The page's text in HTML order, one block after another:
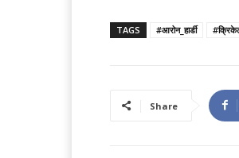
TAGS #आरोन_हार्डी
Share